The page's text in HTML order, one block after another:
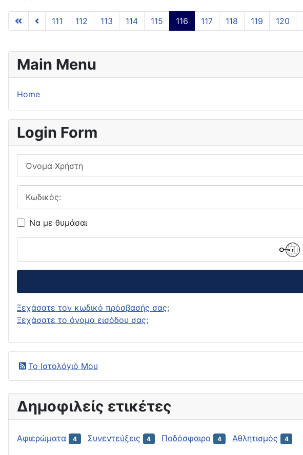
111 112 113 114 115 116 117 118 119 120
Main Menu
Home
Login Form
Όνομα Χρήστη
Να με θυμάσαι
Ξεχάσατε τον κωδικό πρόσβασής σας;
Ξεχάσατε το όνομα εισόδου σας;
Το Ιστολόγιό Μου
Δημοφιλείς ετικέτες
Αφιερώματα 4 Συνεντεύξεις 4 Ποδόσφαιρο 4 Αθλητισμός 4